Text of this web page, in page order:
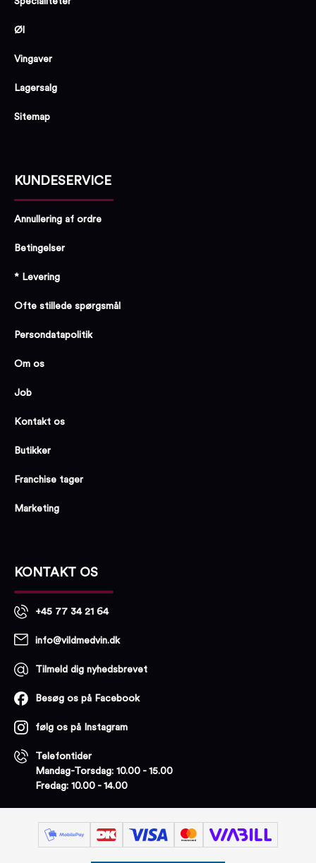
Øl
Vingaver
Lagersalg
Sitemap
KUNDESERVICE
Annullering af ordre
Betingelser
* Levering
Ofte stillede spørgsmål
Persondatapolitik
Om os
Job
Kontakt os
Butikker
Franchise tager
Marketing
KONTAKT OS
+45 77 34 21 64
info@vildmedvin.dk
Tilmeld dig nyhedsbrevet
Besøg os på Facebook
følg os på Instagram
Telefontider
Mandag-Torsdag: 10.00 - 15.00
Fredag: 10.00 - 14.00